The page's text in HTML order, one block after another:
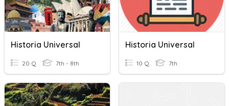
Historia Universal
20 Q 7th - 8th
Historia Universal
10 Q 7th